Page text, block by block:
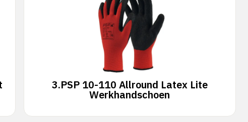
3.PSP 10-110 Allround Latex Lite
Werkhandschoen